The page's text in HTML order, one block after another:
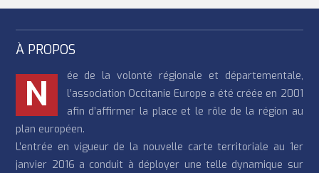
À PROPOS
N
ée de la volonté régionale et départementale,
l’association Occitanie Europe a été créée en 2001
afin d’affirmer la place et le rôle de la région au
plan européen.
L’entrée en vigueur de la nouvelle carte territoriale au 1er
janvier 2016 a conduit à déployer une telle dynamique sur